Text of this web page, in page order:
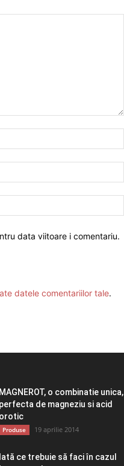
data viitoare i comentariu.
datele comentariilor tale.
MAGNEROT, o combinatie unica,
perfecta de magneziu si acid
orotic
Produse 19 aprilie 2014
Iată ce trebuie să faci în cazul